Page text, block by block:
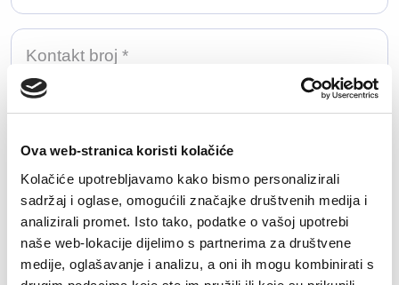
Ova web-stranica koristi kolačiće
Kolačiće upotrebljavamo kako bismo personalizirali
sadržaj i oglase, omogućili značajke društvenih medija i
analizirali promet. Isto tako, podatke o vašoj upotrebi
naše web-lokacije dijelimo s partnerima za društvene
medije, oglašavanje i analizu, a oni ih mogu kombinirati s
Učitajte svoj životopis
Učitaj datoteku
Dozvoljene ekstenzije: doc, docx, pdf, txt.
Maksimalna veličina datoteke: 50MB.